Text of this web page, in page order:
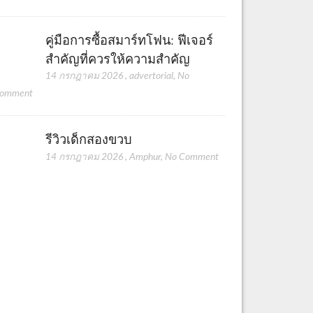
คู่มือการซื้อสมาร์ทโฟน: ฟีเจอร์
สำคัญที่ควรให้ความสำคัญ
14 กรกฎาคม 2026 ,advertorial, No
รีวิวเด็กสองขวบ
14 กรกฎาคม 2026 ,Amphur, No Comment